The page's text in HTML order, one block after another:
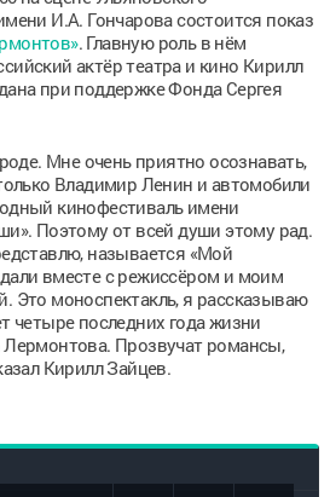
И.А. Гончарова состоится показ
. Главную роль в нём
актёр театра и кино Кирилл
при поддержке Фонда Сергея
Мне очень приятно осознавать,
Владимир Ленин и автомобили
кинофестиваль имени
Поэтому от всей души этому рад.
называется «Мой
вместе с режиссёром и моим
Это моноспектакль, я рассказываю
четыре последних года жизни
Лермонтова. Прозвучат романсы,
Кирилл Зайцев.